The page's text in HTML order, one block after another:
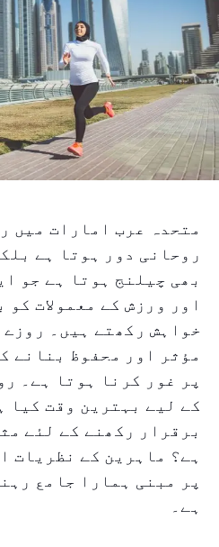
متحدہ عرب امارات میں
روحانی دور ہوتا ہے
بھی چیلنج ہوتا ہے جو
اور ورزش کے معمولات
خواہش رکھتے ہیں۔
مؤثر اور محفوظ بنانے
پر غور کرنا ہوتا ہے۔
کے لیے بہترین وقت کیا
برقرار رکھنے کے لئے
ہے؟ ماہرین کے نظریات
پر مبنی ہمارا جامع
ہے۔